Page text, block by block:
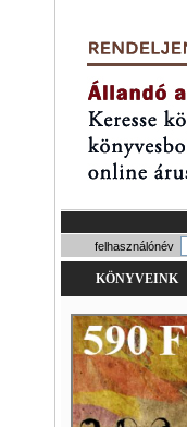
felhasználónév
KÖNYVEINK